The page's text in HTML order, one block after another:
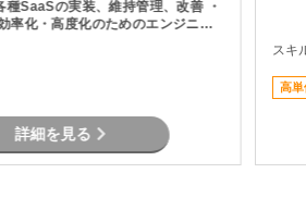
種SaaSの実装、維持管理、改善 ・
率化・高度化のためのエンジニア
SaaSのシステム課題・障害に対す
画と実装 ・社内NWやオンプレサ
保守 ・拠点のネットワーク配備担
詳細を見る
スキ
高単